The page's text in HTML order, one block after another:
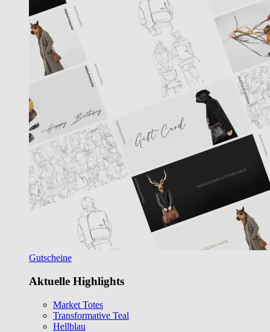
Gutscheine
Aktuelle Highlights
Market Totes
Transformative Teal
Hellblau